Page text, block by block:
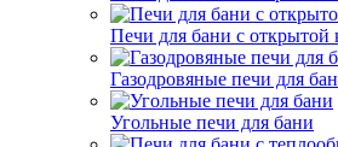
Печи для бани с открытой
Газодровяные печи для
Угольные печи для бани